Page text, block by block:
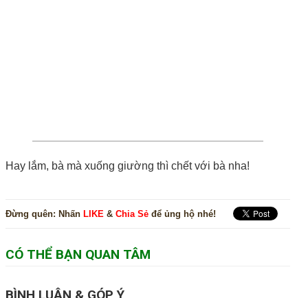
Hay lắm, bà mà xuống giường thì chết với bà nha!
Đừng quên: Nhấn LIKE & Chia Sẻ để ủng hộ nhé!
CÓ THỂ BẠN QUAN TÂM